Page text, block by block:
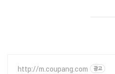
http://m.coupang.com 광고